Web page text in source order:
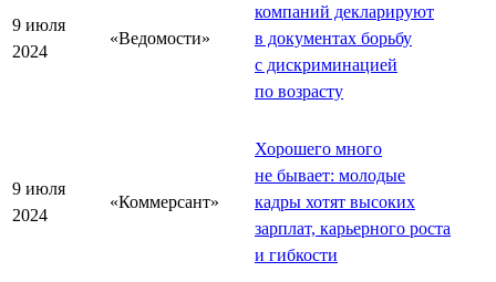
9 июля
2024
«Ведомости»
компаний декларируют
в документах борьбу
с дискриминацией
по возрасту
9 июля
2024
«Коммерсант»
Хорошего много
не бывает: молодые
кадры хотят высоких
зарплат, карьерного роста
и гибкости